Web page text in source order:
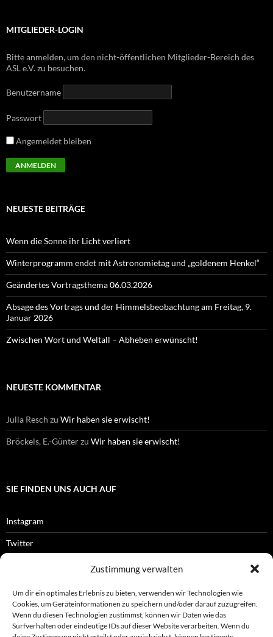
Zustimmung verwalten
Um dir ein optimales Erlebnis zu bieten, verwenden wir Technologien wie
Cookies, um Geräteinformationen zu speichern und/oder darauf zuzugreifen.
Wenn du diesen Technologien zustimmst, können wir Daten wie das
Surfverhalten oder eindeutige IDs auf dieser Website verarbeiten. Wenn du
MITGLIEDER-LOGIN
Bitte anmelden, um den nicht-öffentlichen Mitglieder-Bereich des
ASL e.V. zu besuchen.
Benutzername
Passwort
Angemeldet bleiben
NEUESTE BEITRÄGE
Wenn die Sonne ihr Licht verliert
Winterprogramm endet mit Astronomietag und „goldenem Henkel“
Geändertes Vortragsthema 06.03.2026
Absage des Vortrags und der Himmelsbeobachtung am Freitag, 9.
Januar 2026
Zwischen Wort und Weltall – Abheben erwünscht!
NEUESTE KOMMENTAR
Julia Resch zu Wir haben sie erwischt!
Bröckels, E.-Günterzu Wir haben sie erwischt!
SIE FINDEN UNS AUCH AUF
Instagram
Twitter
OFFIZIELLES